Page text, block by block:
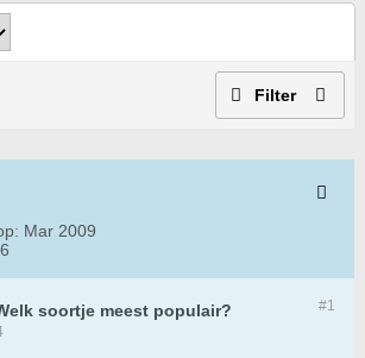
Filter
Mar 2009
#1
soortje meest populair?